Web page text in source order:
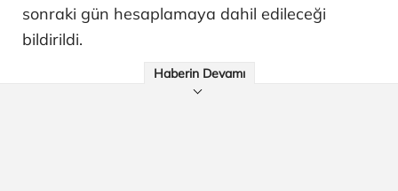
sonraki gün hesaplamaya dahil edileceği
bildirildi.
Haberin Devamı